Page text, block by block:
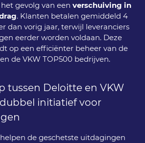
gevolg van een verschuiving in
. Klanten betalen gemiddeld 4
dan vorig jaar, terwijl leveranciers
eerder worden voldaan. Deze
op een efficiënter beheer van de
de VKW TOP500 bedrijven.
tussen Deloitte en VKW
initiatief voor
de geschetste uitdagingen